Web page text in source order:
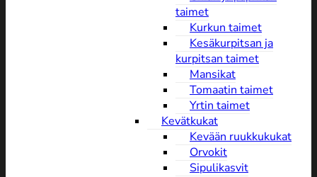
taimet
Kurkun taimet
Kesäkurpitsan ja
kurpitsan taimet
Mansikat
Tomaatin taimet
Yrtin taimet
Kevätkukat
Kevään ruukkukukat
Orvokit
Sipulikasvit